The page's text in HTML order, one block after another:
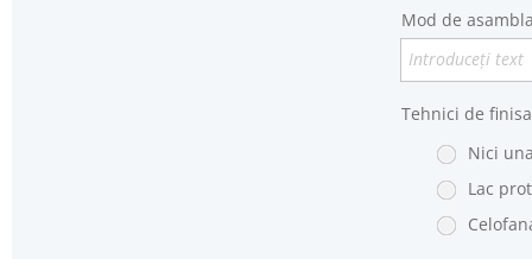
Tehnici de
Nici
Lac
Mod de
Introduceţi text